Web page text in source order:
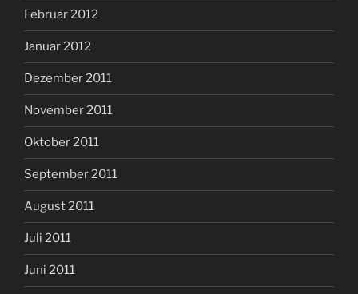
Februar 2012
Januar 2012
Dezember 2011
November 2011
Oktober 2011
September 2011
August 2011
Juli 2011
Juni 2011